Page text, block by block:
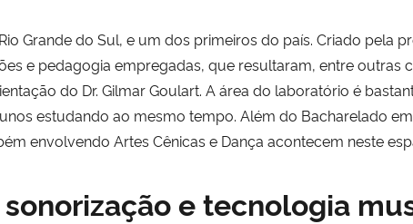
Grande do Sul, e um dos primeiros do país. Criado pela
e pedagogia empregadas, que resultaram, entre outras
do Dr. Gilmar Goulart. A área do laboratório é
estudando ao mesmo tempo. Além do Bacharelado
envolvendo Artes Cênicas e Dança acontecem neste
e tecnologia